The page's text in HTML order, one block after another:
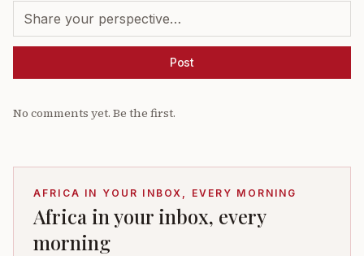
Post
No comments yet. Be the first.
AFRICA IN YOUR INBOX, EVERY MORNING
Africa in your inbox, every
morning